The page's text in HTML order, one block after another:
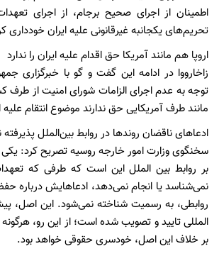
اطمینان از اجرای صحیح برجام، از اجرای
تحریم‌های یکجانبه غیرقانونی علیه ایران خودداری
اروپا هم مانند آمریکا حق اقدام علیه ایران را ندارد
زاخارووا در ادامه این گفت و گو با خبرگزاری
توجه به عدم اجرای الزامات شورای امنیت از طرف
مانند طرف آمریکایی حق ندارند موضوع انتقام علیه
ادعاهای ناقضان روندها در روابط بین‌الملل
سخنگوی وزارت امور خارجه روسیه تصریح کرد:
بر روابط بین الملل این است که طرفی که
نمی‌شناسد یا انجام نمی‌دهد، ادعاهایش درباره
روابطی، به رسمیت شناخته نمی‌شود. این اصل،
المللی تایید و تصویب شده است؛ از این رو،
بر خلاف این اصل، خودسری حقوقی خواهد بود.